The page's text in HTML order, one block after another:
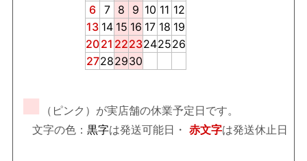
6 7 8 9 10 11 12
13 14 15 16 17 18 19
2021 2223242526
27282930
■
（ピンク）が実店舗の休業予定日です。
文字の色： 黒字は発送可能日・ 赤文字は発送休止日